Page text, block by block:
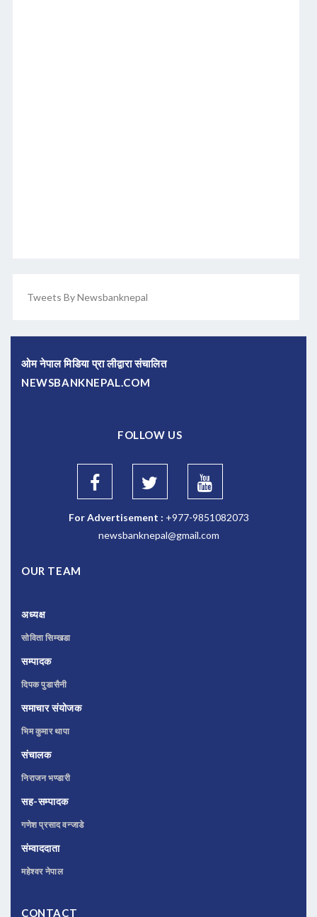
Tweets By Newsbanknepal
ओम नेपाल मिडिया प्रा लीद्वारा संचालित
NEWSBANKNEPAL.COM
FOLLOW US
For Advertisement : +977-9851082073
newsbanknepal@gmail.com
OUR TEAM
अध्यक्ष
सोविता सिम्खडा
सम्पादक
दिपक पुडासैनी
समाचार संयोजक
भिम कुमार थापा
संचालक
निराजन भण्डारी
सह-सम्पादक
गणेश प्रसाद वन्जाडे
संम्वाददाता
महेश्वर नेपाल
CONTACT